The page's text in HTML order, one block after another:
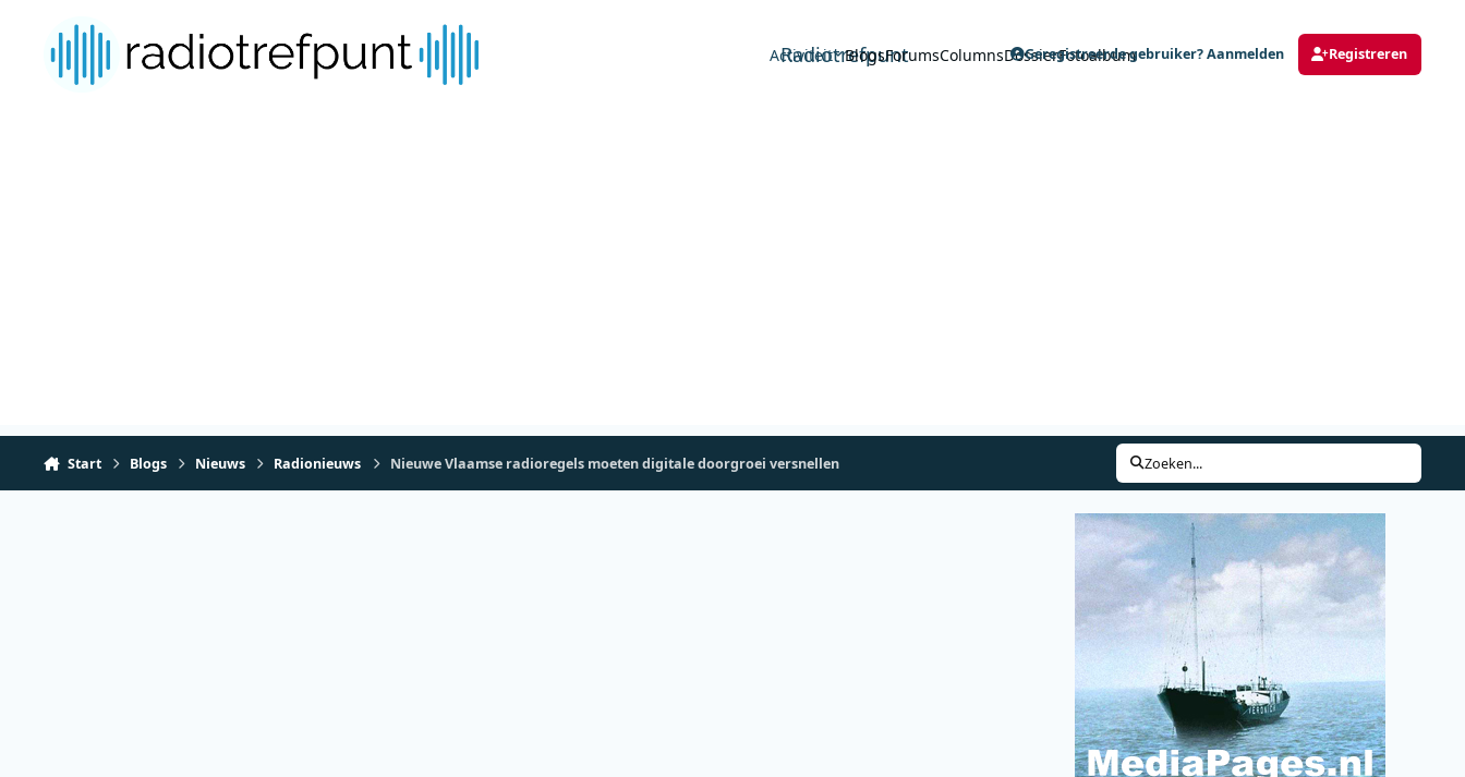
Radiotrefpunt
Activiteit BlogsForumsColumnsDossierFotoalbum
Geregistreerde gebruiker? Aanmelden Registreren
Start Blogs Nieuws Radionieuws Nieuwe Vlaamse radioregels moeten digitale doorgroei versnellen Zoeken...